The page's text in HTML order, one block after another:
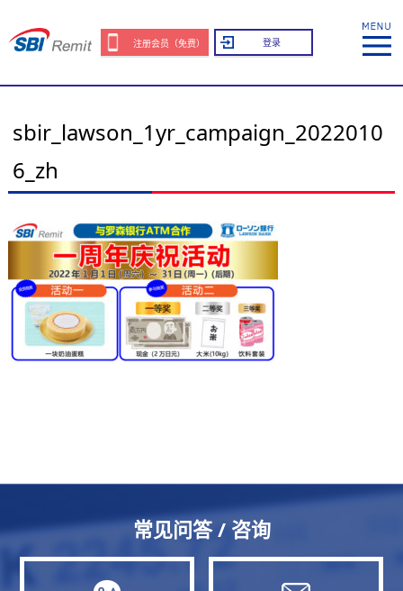
注册会员（免费） 登录
sbir_lawson_1yr_campaign_2022010
6_zh
常见问答 / 咨询